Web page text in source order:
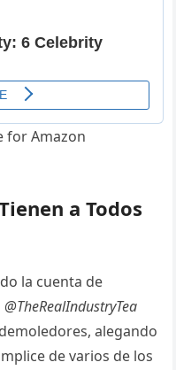
a Todos
la cuenta de
@TheRealIndustryTea
alegando
de varios de los